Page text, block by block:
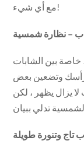
مع أي شيء!
– نظارة شمسية
بين الشابات
رأسك وتضعين بعض
يزال يظهر ، لكن
تاج وتنورة طويلة